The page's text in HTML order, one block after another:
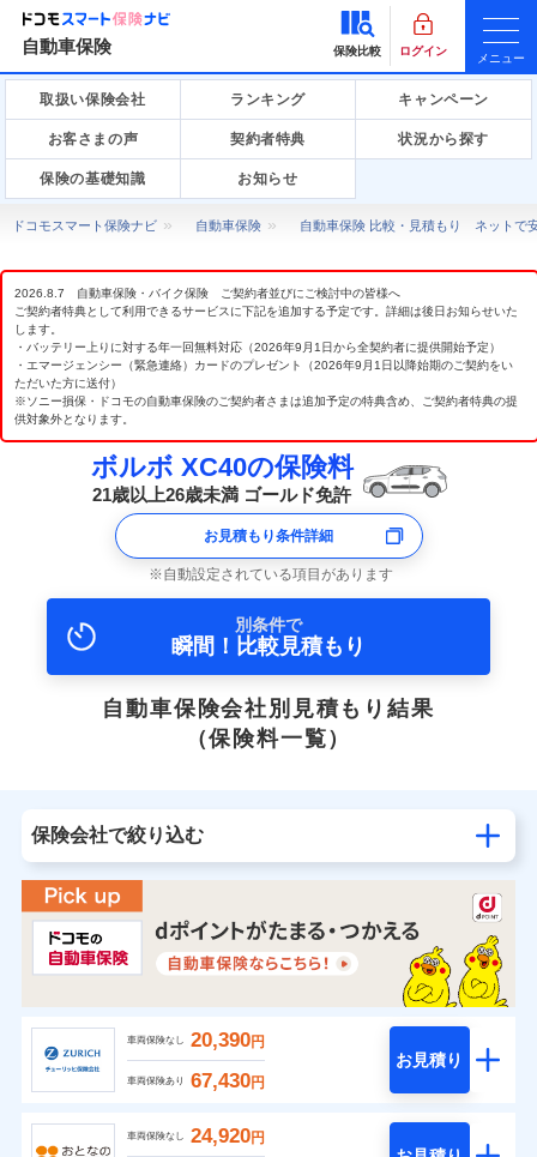
自動車保険 保険比較 ログイン
メニュー
取扱い保険会社 ランキング キャンペーン
お客さまの声 契約者特典 状況から探す
保険の基礎知識 お知らせ
ドコモスマート保険ナビ 自動車保険 自動車保険 比較・見積もり ネットで
2026.8.7 自動車保険・バイク保険 ご契約者並びにご検討中の皆様へ
ご契約者特典として利用できるサービスに下記を追加する予定です。詳細は後日お知らせいた
します。
・バッテリー上りに対する年一回無料対応（2026年9月1日から全契約者に提供開始予定）
・エマージェンシー（緊急連絡）カードのプレゼント（2026年9月1日以降始期のご契約をい
ただいた方に送付）
※ソニー損保・ドコモの自動車保険のご契約者さまは追加予定の特典含め、ご契約者特典の提
供対象外となります。
ボルボ XC40の保険料
21歳以上26歳未満 ゴールド免許
お見積もり条件詳細
自動設定されている項目があります
別条件で
瞬間！比較見積もり
自動車保険会社別見積もり結果
（保険料一覧）
保険会社で絞り込む
車両保険なし 20,390円
車両保険あり 67,430円
お見積り
車両保険なし 24,920円